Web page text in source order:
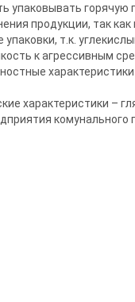
упаковывать горячую
продукции, так
т.к.
к агрессивным
характеристики –
комунального